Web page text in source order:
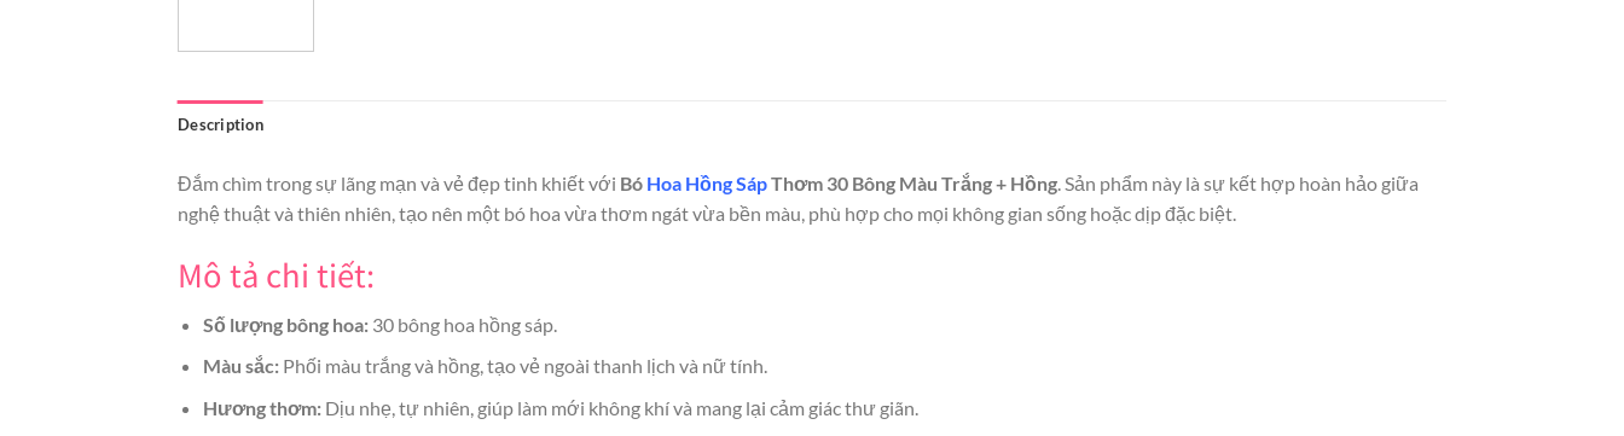
Description
Đắm chìm trong sự lãng mạn và vẻ đẹp tinh khiết với Bó Hoa Hồng SápThơm 30 Bông Màu Trắng + Hồng. Sản phẩm này là sự kết hợp hoàn hảo giữa
nghệ thuật và thiên nhiên, tạo nên một bó hoa vừa thơm ngát vừa bền màu, phù hợp cho mọi không gian sống hoặc dịp đặc biệt.
Mô tả chi tiết:
Số lượng bông hoa:30 bông hoa hồng sáp.
Màu sắc:Phối màu trắng và hồng, tạo vẻ ngoài thanh lịch và nữ tính.
Hương thơm:Dịu nhẹ, tự nhiên, giúp làm mới không khí và mang lại cảm giác thư giãn.